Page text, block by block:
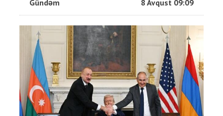
Gündəm 8 Avqust 09:09